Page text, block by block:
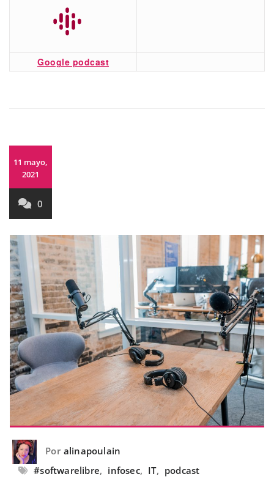
Google podcast
11 mayo,
2021
0
Por alinapoulain
#softwarelibre, infosec, IT, podcast